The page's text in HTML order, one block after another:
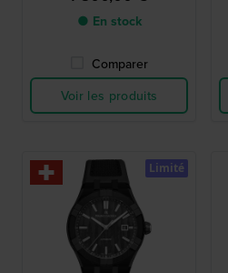
● En stock
Comparer
Voir les produits
Limité